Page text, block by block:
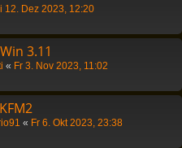
12. Dez 2023, 12:20
3.11
« Fr 3. Nov 2023, 11:02
« Fr 6. Okt 2023, 23:38